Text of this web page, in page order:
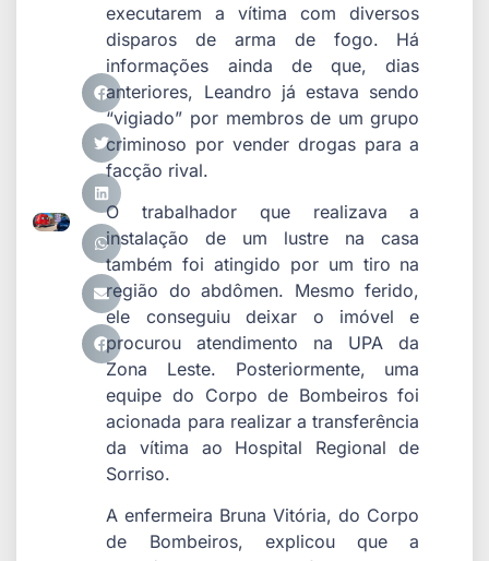
executarem a vítima com diversos
disparos de arma de fogo. Há
informações ainda de que, dias
anteriores, Leandro já estava sendo
“vigiado” por membros de um grupo
criminoso por vender drogas para a
facção rival.
O trabalhador que realizava a
instalação de um lustre na casa
também foi atingido por um tiro na
região do abdômen. Mesmo ferido,
ele conseguiu deixar o imóvel e
procurou atendimento na UPA da
Zona Leste. Posteriormente, uma
equipe do Corpo de Bombeiros foi
acionada para realizar a transferência
da vítima ao Hospital Regional de
Sorriso.
A enfermeira Bruna Vitória, do Corpo
de Bombeiros, explicou que a